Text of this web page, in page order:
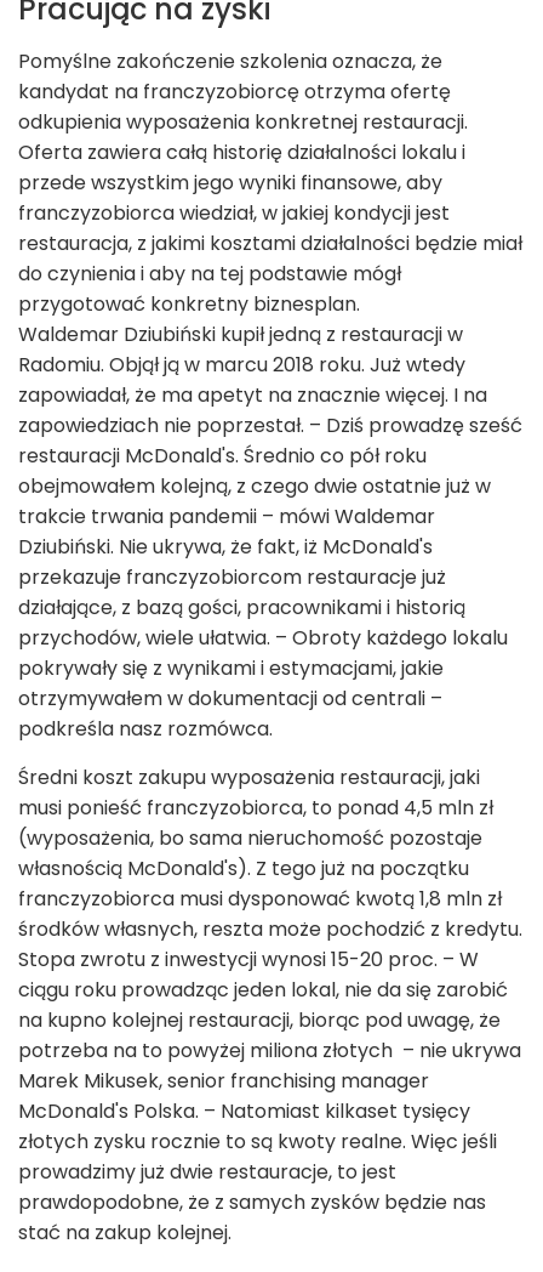
Pracując na zyski
Pomyślne zakończenie szkolenia oznacza, że
kandydat na franczyzobiorcę otrzyma ofertę
odkupienia wyposażenia konkretnej restauracji.
Oferta zawiera całą historię działalności lokalu i
przede wszystkim jego wyniki finansowe, aby
franczyzobiorca wiedział, w jakiej kondycji jest
restauracja, z jakimi kosztami działalności będzie miał
do czynienia i aby na tej podstawie mógł
przygotować konkretny biznesplan.
Waldemar Dziubiński kupił jedną z restauracji w
Radomiu. Objął ją w marcu 2018 roku. Już wtedy
zapowiadał, że ma apetyt na znacznie więcej. I na
zapowiedziach nie poprzestał. – Dziś prowadzę sześć
restauracji McDonald's. Średnio co pół roku
obejmowałem kolejną, z czego dwie ostatnie już w
trakcie trwania pandemii – mówi Waldemar
Dziubiński. Nie ukrywa, że fakt, iż McDonald's
przekazuje franczyzobiorcom restauracje już
działające, z bazą gości, pracownikami i historią
przychodów, wiele ułatwia. – Obroty każdego lokalu
pokrywały się z wynikami i estymacjami, jakie
otrzymywałem w dokumentacji od centrali –
podkreśla nasz rozmówca.
Średni koszt zakupu wyposażenia restauracji, jaki
musi ponieść franczyzobiorca, to ponad 4,5 mln zł
(wyposażenia, bo sama nieruchomość pozostaje
własnością McDonald's). Z tego już na początku
franczyzobiorca musi dysponować kwotą 1,8 mln zł
środków własnych, reszta może pochodzić z kredytu.
Stopa zwrotu z inwestycji wynosi 15-20 proc. – W
ciągu roku prowadząc jeden lokal, nie da się zarobić
na kupno kolejnej restauracji, biorąc pod uwagę, że
potrzeba na to powyżej miliona złotych – nie ukrywa
Marek Mikusek, senior franchising manager
McDonald's Polska. – Natomiast kilkaset tysięcy
złotych zysku rocznie to są kwoty realne. Więc jeśli
prowadzimy już dwie restauracje, to jest
prawdopodobne, że z samych zysków będzie nas
stać na zakup kolejnej.